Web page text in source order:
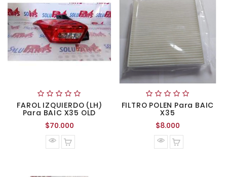
FAROL IZQUIERDO (LH)
Para BAIC X35 OLD
$70.000Precio
normal
FILTRO POLEN Para BAIC
X35
$8.000
normal